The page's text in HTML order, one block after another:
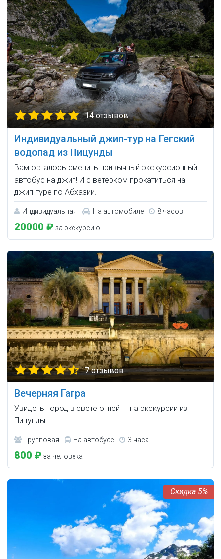
14 отзывов
Индивидуальный джип-тур на Гегский
водопад из Пицунды
Вам осталось сменить привычный экскурсионный
автобус на джип! И с ветерком прокатиться на
джип-туре по Абхазии.
Индивидуальная На автомобиле 8 часов
20000 ₽ за экскурсию
7 отзывов
Вечерняя Гагра
Увидеть город в свете огней — на экскурсии из
Пицунды.
Групповая На автобусе 3 часа
800 ₽ за человека
5%